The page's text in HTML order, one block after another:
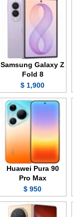
Samsung Galaxy Z
Fold 8
1,900 $
Huawei Pura 90
Pro Max
950 $